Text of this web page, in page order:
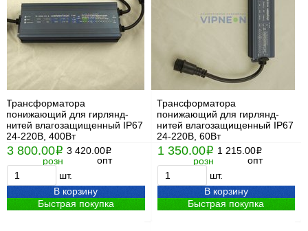
Трансформатора
понижающий для гирлянд-
нитей влагозащищенный IP67
24-220В, 400Вт
3 800.00i
розн
3 420.00i
опт
шт.
В корзину
Быстрая покупка
Трансформатора
понижающий для гирлянд-
нитей влагозащищенный IP67
24-220В, 60Вт
1 350.00i
розн
1 215.00i
опт
шт.
В корзину
Быстрая покупка